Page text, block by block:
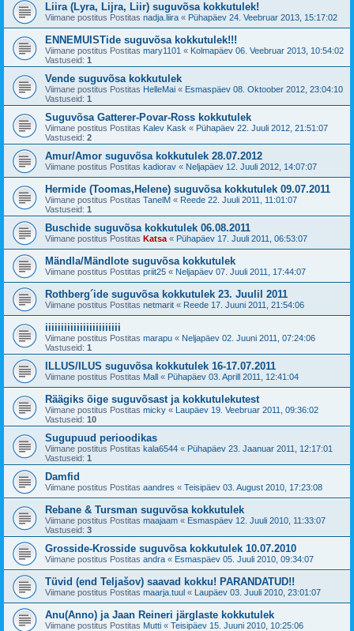
Liira (Lyra, Lijra, Liir) suguvõsa kokkutulek!
Viimane postitus Postitas nadja.liira « Pühapäev 24. Veebruar 2013, 15:17:02
ENNEMUISTide suguvõsa kokkutulek!!!
Viimane postitus Postitas mary1101 « Kolmapäev 06. Veebruar 2013, 10:54:02
Vastuseid: 1
Vende suguvõsa kokkutulek
Viimane postitus Postitas HelleMai « Esmaspäev 08. Oktoober 2012, 23:04:10
Vastuseid: 1
Suguvõsa Gatterer-Povar-Ross kokkutulek
Viimane postitus Postitas Kalev Kask « Pühapäev 22. Juuli 2012, 21:51:07
Vastuseid: 2
Amur/Amor suguvõsa kokkutulek 28.07.2012
Viimane postitus Postitas kadiorav « Neljapäev 12. Juuli 2012, 14:07:07
Hermide (Toomas,Helene) suguvõsa kokkutulek 09.07.2011
Viimane postitus Postitas TanelM « Reede 22. Juuli 2011, 11:01:07
Vastuseid: 1
Buschide suguvõsa kokkutulek 06.08.2011
Viimane postitus Postitas Katsa « Pühapäev 17. Juuli 2011, 06:53:07
Mändla/Mändlote suguvõsa kokkutulek
Viimane postitus Postitas priit25 « Neljapäev 07. Juuli 2011, 17:44:07
Rothberg´ide suguvõsa kokkutulek 23. Juulil 2011
Viimane postitus Postitas netmarit « Reede 17. Juuni 2011, 21:54:06
iiiiiiiiiiiiiiiiiiiiiiii
Viimane postitus Postitas marapu « Neljapäev 02. Juuni 2011, 07:24:06
Vastuseid: 1
ILLUS/ILUS suguvõsa kokkutulek 16-17.07.2011
Viimane postitus Postitas Mall « Pühapäev 03. Aprill 2011, 12:41:04
Räägiks õige suguvõsast ja kokkutulekutest
Viimane postitus Postitas micky « Laupäev 19. Veebruar 2011, 09:36:02
Vastuseid: 10
Sugupuud perioodikas
Viimane postitus Postitas kala6544 « Pühapäev 23. Jaanuar 2011, 12:17:01
Vastuseid: 1
Damfid
Viimane postitus Postitas aandres « Teisipäev 03. August 2010, 17:23:08
Rebane & Tursman suguvõsa kokkutulek
Viimane postitus Postitas maajaam « Esmaspäev 12. Juuli 2010, 11:33:07
Vastuseid: 3
Grosside-Krosside suguvõsa kokkutulek 10.07.2010
Viimane postitus Postitas andra « Esmaspäev 05. Juuli 2010, 09:34:07
Tüvid (end Teljašov) saavad kokku! PARANDATUD!!
Viimane postitus Postitas maarja.tuul « Laupäev 03. Juuli 2010, 23:01:07
Anu(Anno) ja Jaan Reineri järglaste kokkutulek
Viimane postitus Postitas Mutti « Teisipäev 15. Juuni 2010, 10:25:06